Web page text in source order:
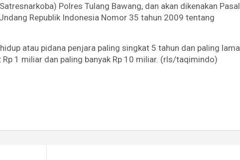
Polres Tulang Bawang, dan akan dikenakan Pasal
Republik Indonesia Nomor 35 tahun 2009 tentang
atau pidana penjara paling singkat 5 tahun dan paling lama
1 miliar dan paling banyak Rp 10 miliar. (rls/taqimindo)